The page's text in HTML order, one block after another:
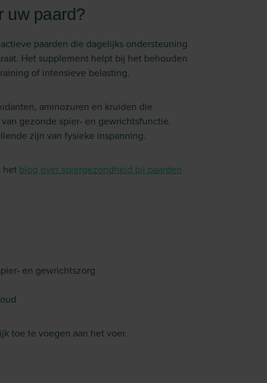
uw paard?
paarden die dagelijks ondersteuning
Het supplement helpt bij het behouden
of intensieve belasting.
aminozuren en kruiden die
gezonde spier- en gewrichtsfunctie.
zijn van fysieke inspanning.
het blog over spiergezondheid bij paarden
en gewrichtszorg
toe te voegen aan het voer.